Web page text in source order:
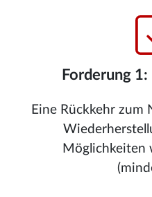
Forderung
Eine Rückkehr zum
Möglichkeiten